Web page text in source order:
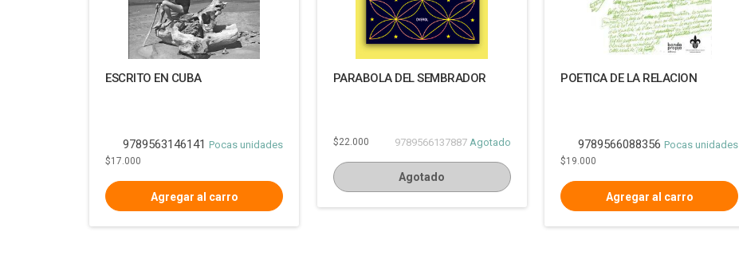
ESCRITO EN CUBA
9789563146141 Pocas unidades
$17.000
PARABOLA DEL SEMBRADOR
9789566137887 Agotado
$22.000
Agotado
POETICA DE LA RELACION
9789566088356 Pocas unidades
$19.000